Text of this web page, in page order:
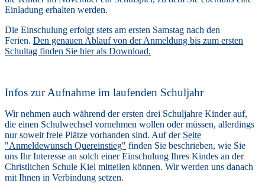
Einladung erhalten werden.
Die Einschulung erfolgt stets am ersten Samstag nach den
Ferien. Den genauen Ablauf von der Anmeldung bis zum ersten
Schultag finden Sie hierals Download.
Infos zur Aufnahme im laufenden Schuljahr
Wir nehmen auch während der ersten drei Schuljahre Kinder auf,
die einen Schulwechsel vornehmen wollen oder müssen, allerdings
nur soweit freie Plätze vorhanden sind. Auf der Seite
"Anmeldewunsch Quereinstieg" finden Sie beschrieben, wie Sie
uns Ihr Interesse an solch einer Einschulung Ihres Kindes an der
Christlichen Schule Kiel mitteilen können. Wir werden uns danach
mit Ihnen in Verbindung setzen.